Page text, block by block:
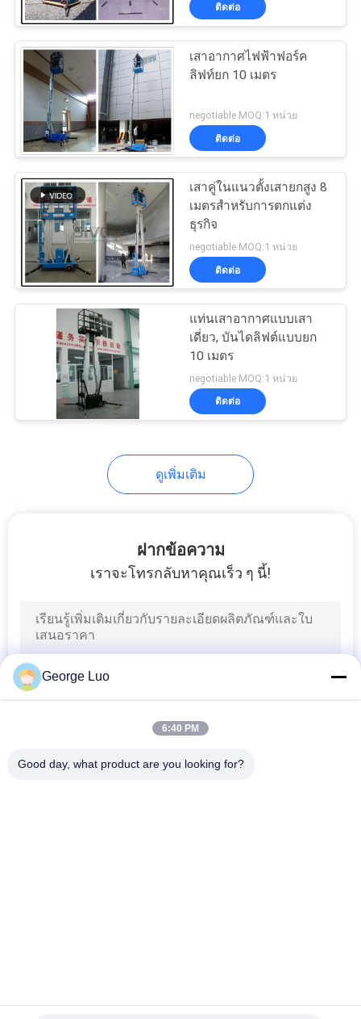
ลิฟท์ชายหนึ่งคน
เสายกเดี่ยว
บันไดลิฟท์ไฮโดรลิค
อากาศ
เครื่องมือเลือกสั่งซื้อ
สินค้าทางอากาศ
18
ติดต่อ
เสาอากาศไฟฟ้าฟอร์ค
ลิฟท์ยก 10 เมตร
negotiable MOQ:1 หน่วย
ติดต่อ
เสาคู่ในแนวตั้งเสายกสูง 8
เมตรสำหรับการตกแต่ง
ธุรกิจ
negotiable MOQ:1 หน่วย
ติดต่อ
แท่นเสาอากาศแบบเสา
เดี่ยว, บันไดลิฟต์แบบยก
10 เมตร
negotiable MOQ:1 หน่วย
ติดต่อ
ดูเพิ่มเติม
ฝากข้อความ
เราจะโทรกลับหาคุณเร็ว ๆ นี้!
George Luo
6:40 PM
Good day, what product are you looking for?